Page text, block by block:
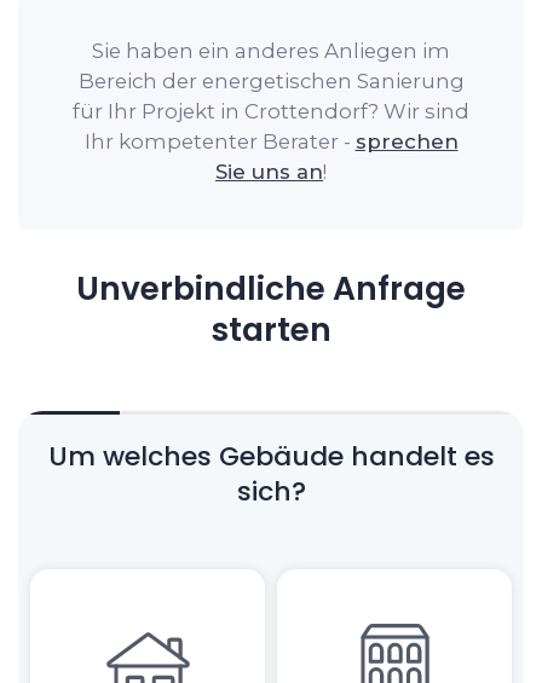
Sie haben ein anderes Anliegen im
Bereich der energetischen Sanierung
für Ihr Projekt in Crottendorf? Wir sind
Ihr kompetenter Berater - sprechen
Sie uns an!
Unverbindliche Anfrage
starten